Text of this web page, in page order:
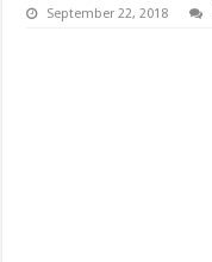
September 22, 2018